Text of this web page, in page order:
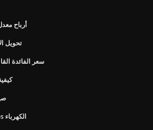
أرباح
تحويل
سعر الفائدة
مؤشر سعر المستهلك abs الكهرباء